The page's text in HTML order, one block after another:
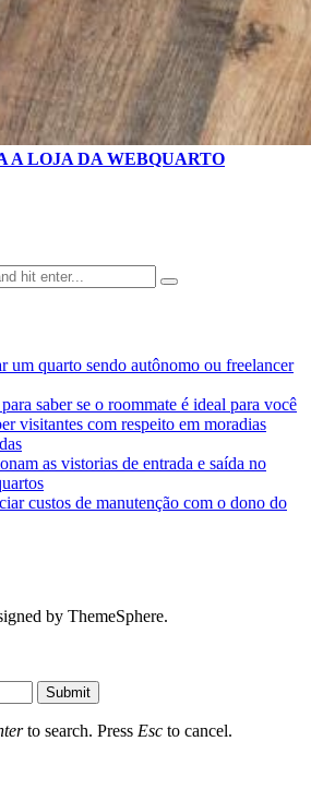
A LOJA DA WEBQUARTO
um quarto sendo autônomo ou freelancer
saber se o roommate é ideal para você
visitantes com respeito em moradias
as vistorias de entrada e saída no
custos de manutenção com o dono do
by ThemeSphere.
Submit
to search. Press Esc to cancel.